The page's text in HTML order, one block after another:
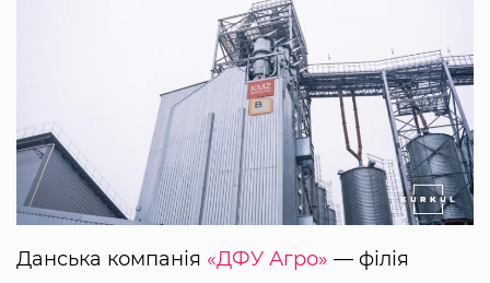
Данська компанія «ДФУ Агро» — філія